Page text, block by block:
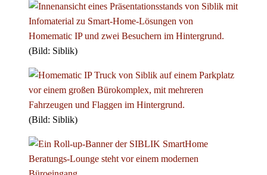
(Bild: Siblik)
(Bild: Siblik)